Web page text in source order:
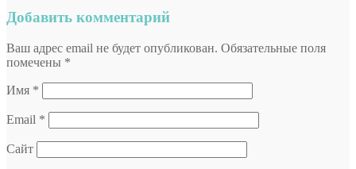
Добавить комментарий
Ваш адрес email не будет опубликован. Обязательные поля
помечены *
Имя *
Email *
Сайт